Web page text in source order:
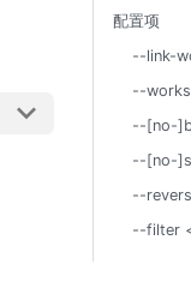
配置项
--link-
--
--[no-
--[no-
--
--filter